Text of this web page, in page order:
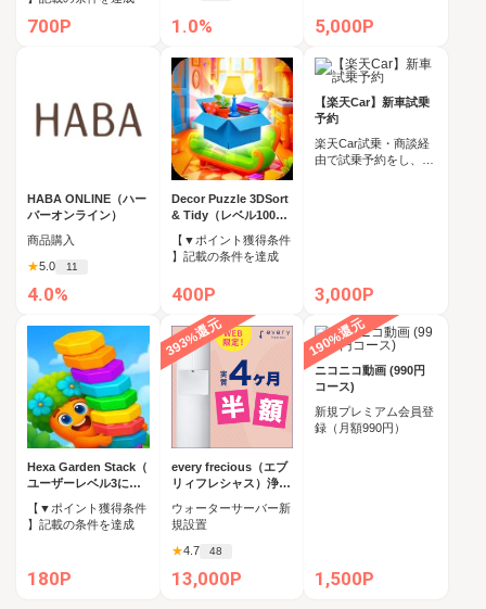
700P 1.0% 5,000P
HABA ONLINE（ハー
バーオンライン）
商品購入
★5.0 11
4.0%
Decor Puzzle 3DSort
& Tidy（レベル100ク
リア）
【▼ポイント獲得条件
】記載の条件を達成
400P
【楽天Car】新車試乗
予約
楽天Car試乗・商談経
由で試乗予約をし、そ
3,000P
Hexa Garden Stack（
ユーザーレベル3に到
達）
【▼ポイント獲得条件
】記載の条件を達成
180P
393%還元
every frecious（エブ
リィフレシャス）浄水
ウォーターサーバー新
規設置
★4.7 48
13,000P
190%還元
ニコニコ動画 (990円
コース)
新規プレミアム会員登
録（月額990円）
1,500P